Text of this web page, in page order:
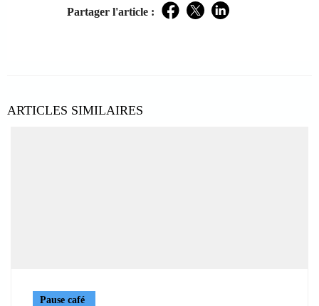
Partager l'article : Facebook
TwitterLinkedIn
ARTICLES SIMILAIRES
Pause café